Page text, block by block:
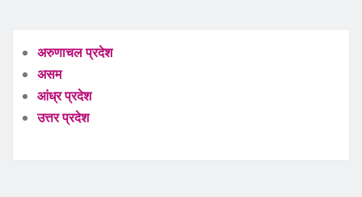
अरुणाचल प्रदेश
असम
आंध्र प्रदेश
उत्तर प्रदेश